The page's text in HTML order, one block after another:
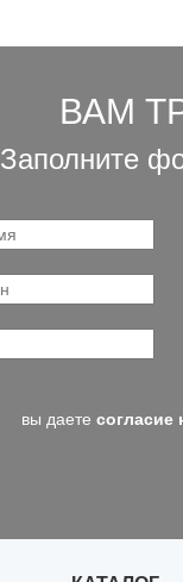
ВАМ
Заполните
вы даете согласие